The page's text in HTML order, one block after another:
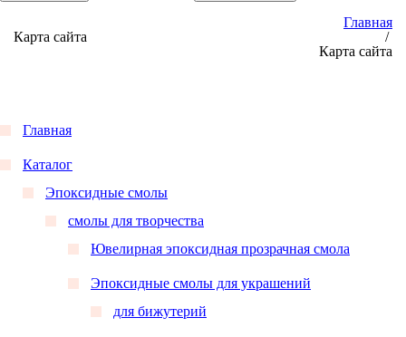
Карта сайта
Главная
/
Карта сайта
Главная
Каталог
Эпоксидные смолы
смолы для творчества
Ювелирная эпоксидная прозрачная смола
Эпоксидные смолы для украшений
для бижутерий